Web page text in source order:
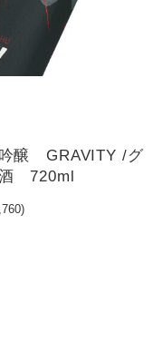
醸 GRAVITY /グ
720ml